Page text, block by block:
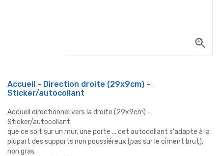
zoom_in
Accueil - Direction droite (29x9cm) -
Sticker/autocollant
Accueil directionnel vers la droite (29x9cm) -
Sticker/autocollant
que ce soit sur un mur, une porte ... cet autocollant s'adapte à la
plupart des supports non poussiéreux (pas sur le ciment brut),
non gras.